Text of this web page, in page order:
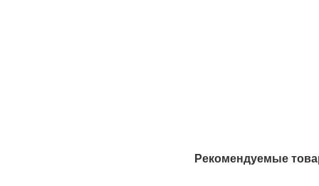
Рекомендуемые